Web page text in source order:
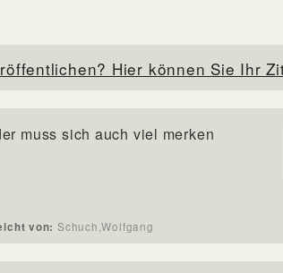
Hier können Sie Ihr
muss sich auch viel merken
von: Schuch,Wolfgang